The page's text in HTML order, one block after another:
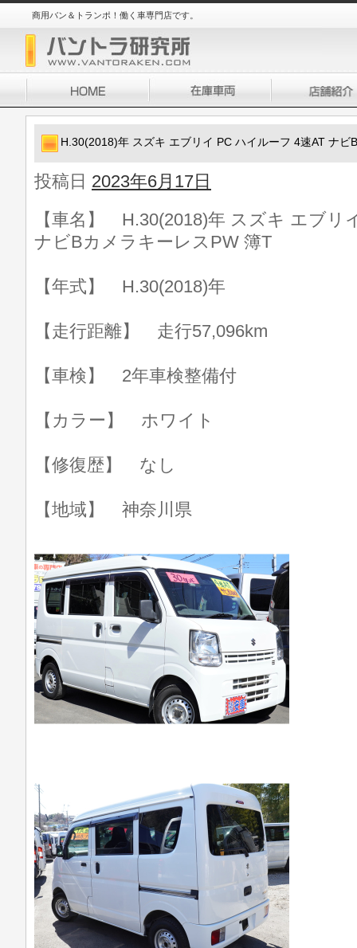
商用バン＆トランポ！働く車専門店です。
H.30(2018)年 スズキ エブリイ PC ハイルーフ 4速AT ナビ
投稿日 2023年6月17日
【車名】 H.30(2018)年 スズキ エブリ
ナビBカメラキーレスPW 簿T
【年式】 H.30(2018)年
【走行距離】 走行57,096km
【車検】 2年車検整備付
【カラー】 ホワイト
【修復歴】 なし
【地域】 神奈川県